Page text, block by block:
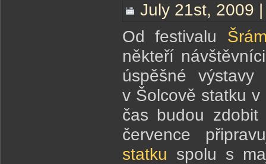
July 21st, 2009
Od festivalu
někteří
úspěšné
v Šolcově statku
čas budou
července
statku spolu s